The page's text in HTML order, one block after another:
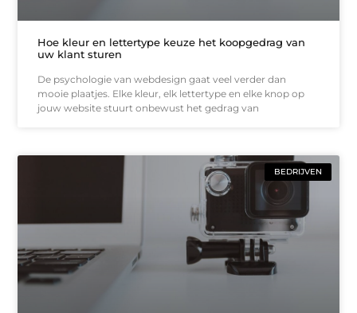
Hoe kleur en lettertype keuze het koopgedrag van
uw klant sturen
De psychologie van webdesign gaat veel verder dan
mooie plaatjes. Elke kleur, elk lettertype en elke knop op
jouw website stuurt onbewust het gedrag van
BEDRIJVEN